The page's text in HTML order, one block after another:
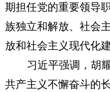
期担任党的重要领导
族独立和解放、社会
放和社会主义现代化
习近平强调，胡
共产主义不懈奋斗的